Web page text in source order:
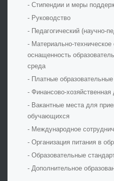
- Стипендии и меры
- Руководство
- Педагогический (научно-
- Материально-техническое
оснащенность
среда
- Платные образовательные
- Финансово-хозяйственная
- Вакантные места для
обучающихся
- Международное
- Организация питания в
- Образовательные
- Дополнительное